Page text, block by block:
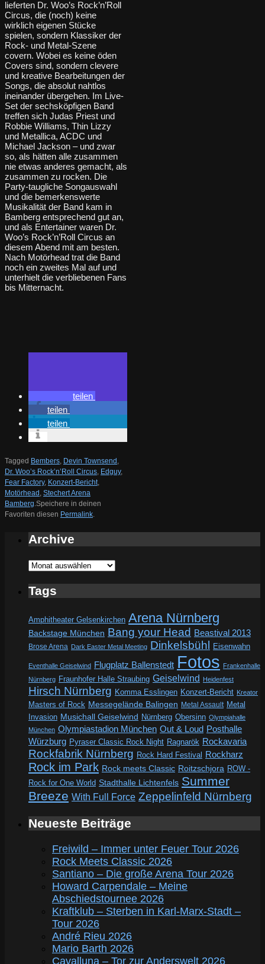
lieferten Dr. Woo’s Rock’n’Roll
Circus, die (noch) keine
wirklich eigenen Stücke
spielen, sondern Klassiker der
Rock- und Metal-Szene
covern. Wobei es keine öden
Covers sind, sondern clevere
und kreative Bearbeitungen der
Songs, die absolut nahtlos
ineinander übergehen. Im Live-
Set der sechsköpfigen Band
treffen sich Judas Priest und
Robbie Williams, Thin Lizzy
und Metallica, ACDC und
Michael Jackson – und zwar
so, als hätten alle zusammen
nie etwas anderes gemacht, als
zusammen zu rocken. Die
Party-taugliche Songauswahl
und die bemerkenswerte
Musikalität der Band kam in
Bamberg entsprechend gut an,
und als Entertainer waren Dr.
Woo’s Rock’n’Roll Circus an
diesem Abend mit am besten.
Nach Motörhead trat die Band
noch ein zweites Mal auf und
unterhielt die verbliebenen Fans
bis Mitternacht.
teilen
teilen
teilen
Tagged Bembers, Devin Townsend,
Dr. Woo’s Rock’n’Roll Circus, Edguy,
Fear Factory, Konzert-Bericht,
Motörhead, Stechert Arena
Bamberg.Speichere in deinen
Favoriten diesen Permalink.
Archive
Archive
Tags
Amphitheater Gelsenkirchen Arena Nürnberg
Backstage München Bang your Head Beastival 2013
Brose Arena Dark Easter Metal Meeting Dinkelsbühl Eisenwahn
Eventhalle Geiselwind Flugplatz Ballenstedt Fotos Frankenhalle
Nürnberg Fraunhofer Halle Straubing Geiselwind Heidenfest
Hirsch Nürnberg Komma Esslingen Konzert-Bericht Kreator
Masters of Rock Messegelände Balingen Metal Assault Metal
Invasion Musichall Geiselwind Nürnberg Obersinn Olympiahalle
München Olympiastadion München Out & Loud Posthalle
Würzburg Pyraser Classic Rock Night Ragnarök Rockavaria
Rockfabrik Nürnberg Rock Hard Festival Rockharz
Rock im Park Rock meets Classic Roitzschjora ROW -
Rock for One World Stadthalle Lichtenfels Summer
Breeze With Full Force Zeppelinfeld Nürnberg
Neueste Beiträge
Freiwild – Immer unter Feuer Tour 2026
Rock Meets Classic 2026
Santiano – Die große Arena Tour 2026
Howard Carpendale – Meine
Abschiedstournee 2026
Kraftklub – Sterben in Karl-Marx-Stadt –
Tour 2026
André Rieu 2026
Mario Barth 2026
Cavalluna – Tor zur Anderswelt 2026